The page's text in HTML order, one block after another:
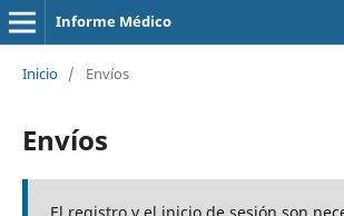
Informe Médico
Inicio / Envíos
Envíos